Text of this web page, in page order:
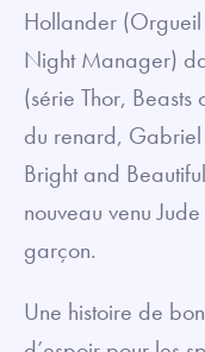
Hollander (Orgueil
Night Manager)
(série Thor,
du renard, Gabriel
Bright and
nouveau venu
garçon.
Une histoire de